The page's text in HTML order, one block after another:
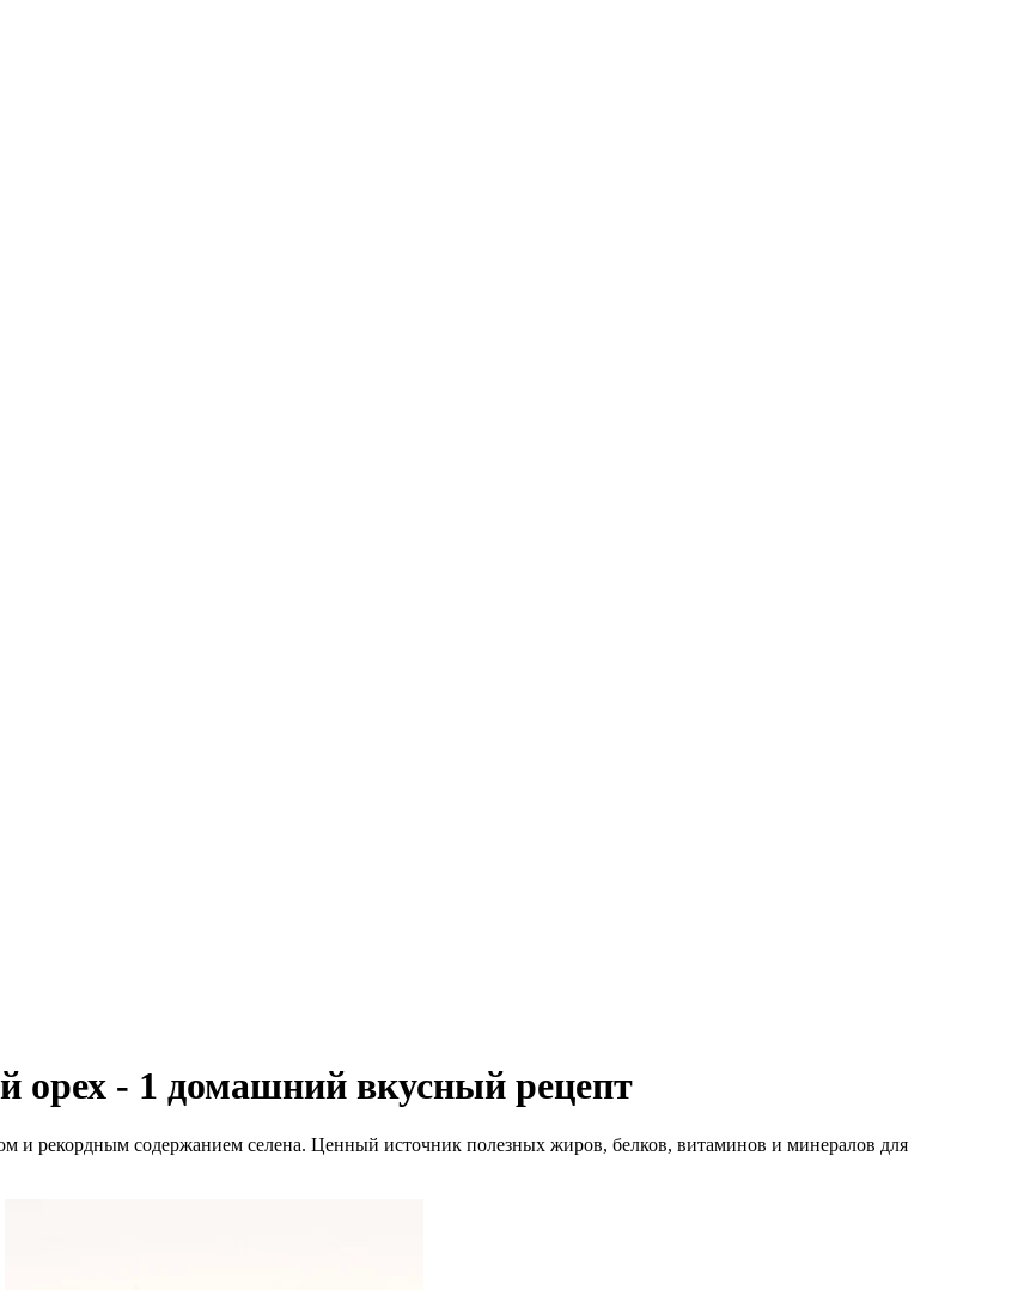
орех - 1 домашний вкусный рецепт
рекордным содержанием селена. Ценный источник полезных жиров, белков, витаминов и минералов для